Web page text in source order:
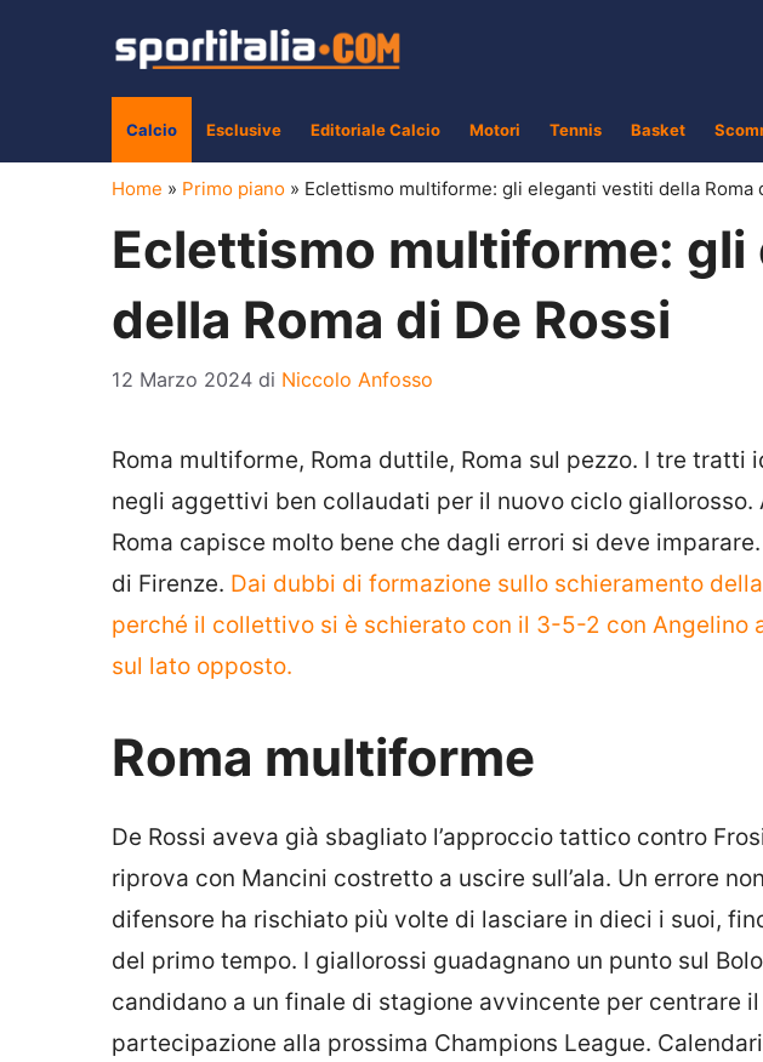
Calcio Esclusive Editoriale Calcio Motori Tennis Basket
Home » Primo piano » Eclettismo multiforme: gli eleganti vestiti della Roma
Eclettismo multiforme:
della Roma di De Rossi
12 Marzo 2024 di Niccolo Anfosso
Roma multiforme, Roma duttile, Roma sul pezzo. I tre tratti
negli aggettivi ben collaudati per il nuovo ciclo giallorosso.
Roma capisce molto bene che dagli errori si deve
di Firenze. Dai dubbi di formazione sullo schieramento
perché il collettivo si è schierato con il 3-5-2 con Angelino
sul lato opposto.
Roma multiforme
De Rossi aveva già sbagliato l’approccio tattico contro
riprova con Mancini costretto a uscire sull’ala. Un errore
difensore ha rischiato più volte di lasciare in dieci i suoi,
del primo tempo. I giallorossi guadagnano un punto sul
candidano a un finale di stagione avvincente per centrare
partecipazione alla prossima Champions League.